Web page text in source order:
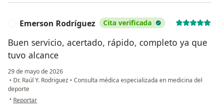
Emerson Rodríguez Cita verificada
Buen servicio, acertado, rápido, completo ya que
tuvo alcance
29 de mayo de 2026
• Dr. Raúl Y. Rodriguez • Consulta médica especializada en medicina del
deporte
• en opinión del usuario Emerson Rodríguez
Reportar